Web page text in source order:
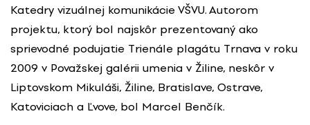
Katedry vizuálnej komunikácie VŠVU. Autorom
projektu, ktorý bol najskôr prezentovaný ako
sprievodné podujatie Trienále plagátu Trnava v roku
2009 v Považskej galérii umenia v Žiline, neskôr v
Liptovskom Mikuláši, Žiline, Bratislave, Ostrave,
Katoviciach a Ľvove, bol Marcel Benčík.